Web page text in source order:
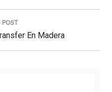
POST
En Madera